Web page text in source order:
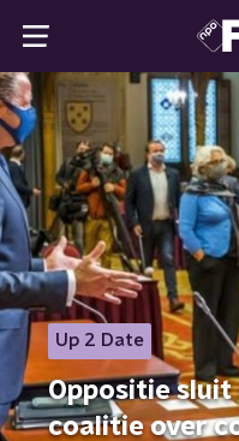
Up 2 Date
Oppositie
coalitie over